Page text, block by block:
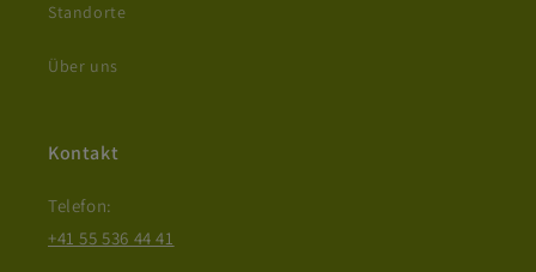
Standorte
Über uns
Kontakt
Telefon:
+41 55 536 44 41